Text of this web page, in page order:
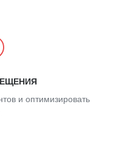
и оптимизировать